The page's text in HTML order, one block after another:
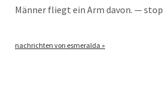
Män­ner fliegt ein Arm davon. — stop
nach­rich­ten von esmeralda »